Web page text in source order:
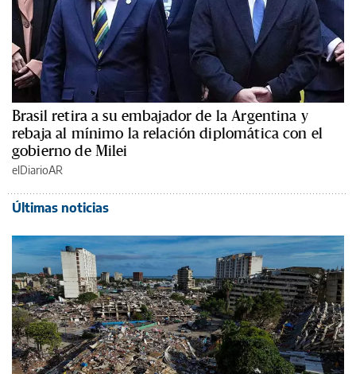
Brasil retira a su embajador de la Argentina y
rebaja al mínimo la relación diplomática con el
gobierno de Milei
elDiarioAR
Últimas noticias